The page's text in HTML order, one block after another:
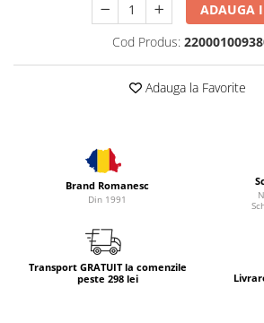
ADAUGA
Cod Produs:
Adauga la Favorite
Brand Romanesc
Din 1991
Transport GRATUIT la comenzile
peste 298 lei